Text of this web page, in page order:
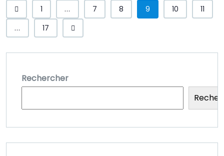
1 ... 7 8 9 10
11
...
17
Rechercher